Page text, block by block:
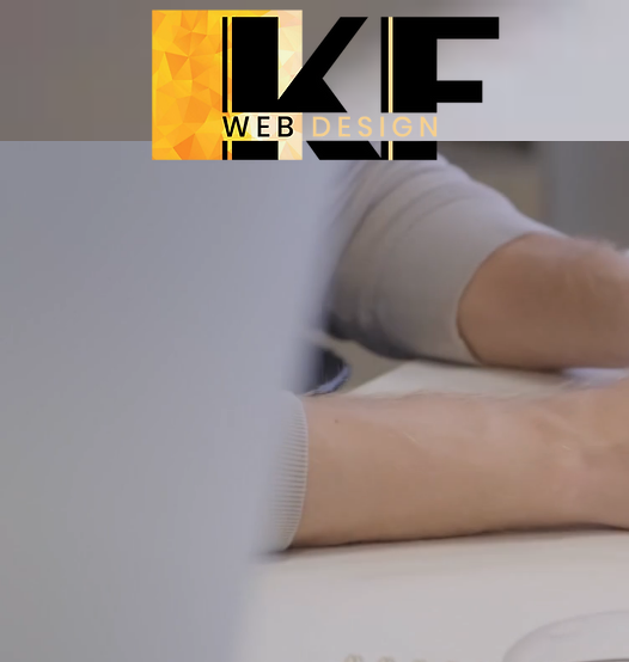
IHRE
AGENTUR IN